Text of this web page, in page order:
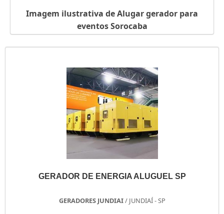
Imagem ilustrativa de Alugar gerador para
eventos Sorocaba
GERADOR DE ENERGIA ALUGUEL SP
GERADORES JUNDIAI/ JUNDIAÍ - SP